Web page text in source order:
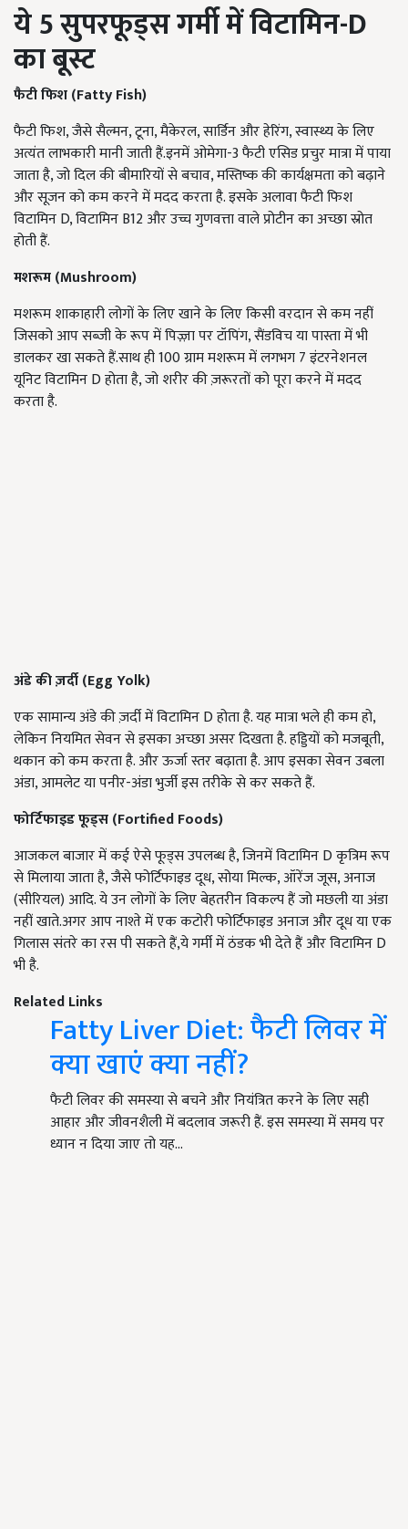
ये 5सुपरफूड्स गर्मी में विटामिन-D
का बूस्ट
फैटी फिश(Fatty Fish)
फैटी फिश, जैसे सैल्मन, टूना, मैकेरल, सार्डिन और हेरिंग, स्वास्थ्य के लिए
अत्यंत लाभकारी मानी जाती हैं.इनमें ओमेगा-3 फैटी एसिड प्रचुर मात्रा में पाया
जाता है, जो दिल की बीमारियों से बचाव, मस्तिष्क की कार्यक्षमता को बढ़ाने
और सूजन को कम करने में मदद करता है. इसके अलावा फैटी फिश
विटामिन D, विटामिन B12 और उच्च गुणवत्ता वाले प्रोटीन का अच्छा स्रोत
होती हैं.
मशरूम(Mushroom)
मशरूम शाकाहारी लोगों के लिए खाने के लिए किसी वरदान से कम नहीं
जिसको आप सब्जी के रूप में पिज़्ज़ा पर टॉपिंग, सैंडविच या पास्ता में भी
डालकर खा सकते हैं.साथ ही 100 ग्राम मशरूम में लगभग 7 इंटरनेशनल
यूनिट विटामिन D होता है, जो शरीर की ज़रूरतों को पूरा करने में मदद
करता है.
अंडे की ज़र्दी (Egg Yolk)
एक सामान्य अंडे की ज़र्दी में विटामिन D होता है. यह मात्रा भले ही कम हो,
लेकिन नियमित सेवन से इसका अच्छा असर दिखता है. हड्डियों को मजबूती,
थकान को कम करता है. और ऊर्जा स्तर बढ़ाता है. आप इसका सेवन उबला
अंडा, आमलेट या पनीर-अंडा भुर्जी इस तरीके से कर सकते हैं.
फोर्टिफाइड फूड्स(Fortified Foods)
आजकल बाजार में कई ऐसे फूड्स उपलब्ध है, जिनमें विटामिन D कृत्रिम रूप
से मिलाया जाता है, जैसे फोर्टिफाइड दूध, सोया मिल्क, ऑरेंज जूस, अनाज
(सीरियल) आदि. ये उन लोगों के लिए बेहतरीन विकल्प हैं जो मछली या अंडा
नहीं खाते.अगर आप नाश्ते में एक कटोरी फोर्टिफाइड अनाज और दूध या एक
गिलास संतरे का रस पी सकते हैं,ये गर्मी में ठंडक भी देते हैं और विटामिन D
भी है.
Related Links
Fatty Liver Diet: फैटी लिवर में
क्या खाएं क्या नहीं?
फैटी लिवर की समस्या से बचने और नियंत्रित करने के लिए सही
आहार और जीवनशैली में बदलाव जरूरी हैं. इस समस्या में समय पर
ध्यान न दिया जाए तो यह…